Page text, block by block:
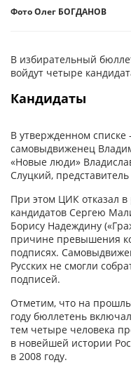
Фото Олег БОГДАНОВ
В избирательный
войдут четыре
Кандидаты
В утвержденном списке
самовыдвиженец
«Новые люди»
Слуцкий,
При этом ЦИК отказал в
кандидатов Сергею
Борису Надеждину
причине превышения
подписях.
Русских не смогли
подписей.
Отметим, что на
году бюллетень
тем четыре человека
в новейшей истории
в 2008 году.